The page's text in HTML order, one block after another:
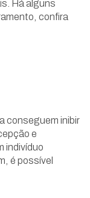
Há alguns
confira
conseguem inibir
e
indivíduo
é possível